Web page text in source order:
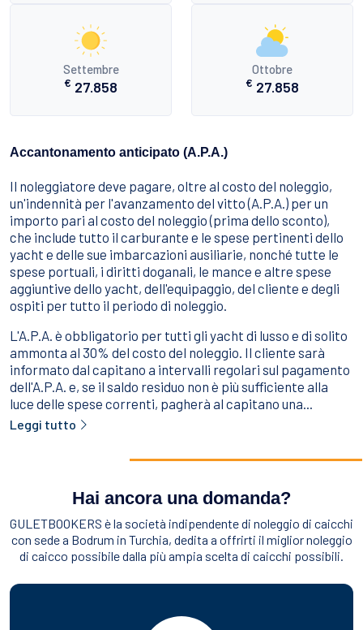
Settembre
€ 27.858
Ottobre
€ 27.858
Accantonamento anticipato (A.P.A.)
Il noleggiatore deve pagare, oltre al costo del noleggio,
un'indennità per l'avanzamento del vitto (A.P.A.) per un
importo pari al costo del noleggio (prima dello sconto),
che include tutto il carburante e le spese pertinenti dello
yacht e delle sue imbarcazioni ausiliarie, nonché tutte le
spese portuali, i diritti doganali, le mance e altre spese
aggiuntive dello yacht, dell'equipaggio, del cliente e degli
ospiti per tutto il periodo di noleggio.
L'A.P.A. è obbligatorio per tutti gli yacht di lusso e di solito
ammonta al 30% del costo del noleggio. Il cliente sarà
informato dal capitano a intervalli regolari sul pagamento
dell'A.P.A. e, se il saldo residuo non è più sufficiente alla
luce delle spese correnti, pagherà al capitano una...
Leggi tutto
Hai ancora una domanda?
GULETBOOKERS è la società indipendente di noleggio di caicchi
con sede a Bodrum in Turchia, dedita a offrirti il miglior noleggio
di caicco possibile dalla più ampia scelta di caicchi possibili.